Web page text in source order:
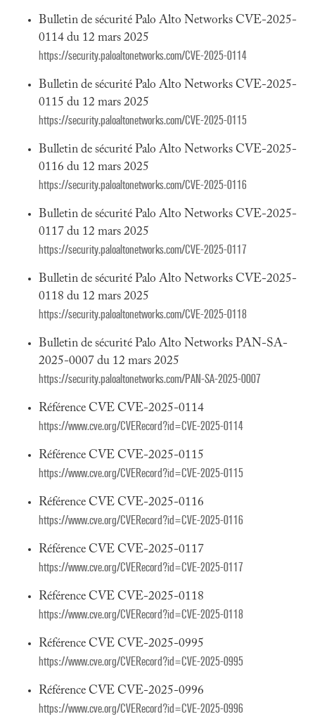
Bulletin de sécurité Palo Alto Networks CVE-2025-
0114 du 12 mars 2025
https://security.paloaltonetworks.com/CVE-2025-0114
Bulletin de sécurité Palo Alto Networks CVE-2025-
0115 du 12 mars 2025
https://security.paloaltonetworks.com/CVE-2025-0115
Bulletin de sécurité Palo Alto Networks CVE-2025-
0116 du 12 mars 2025
https://security.paloaltonetworks.com/CVE-2025-0116
Bulletin de sécurité Palo Alto Networks CVE-2025-
0117 du 12 mars 2025
https://security.paloaltonetworks.com/CVE-2025-0117
Bulletin de sécurité Palo Alto Networks CVE-2025-
0118 du 12 mars 2025
https://security.paloaltonetworks.com/CVE-2025-0118
Bulletin de sécurité Palo Alto Networks PAN-SA-
2025-0007 du 12 mars 2025
https://security.paloaltonetworks.com/PAN-SA-2025-0007
Référence CVE CVE-2025-0114
https://www.cve.org/CVERecord?id=CVE-2025-0114
Référence CVE CVE-2025-0115
https://www.cve.org/CVERecord?id=CVE-2025-0115
Référence CVE CVE-2025-0116
https://www.cve.org/CVERecord?id=CVE-2025-0116
Référence CVE CVE-2025-0117
https://www.cve.org/CVERecord?id=CVE-2025-0117
Référence CVE CVE-2025-0118
https://www.cve.org/CVERecord?id=CVE-2025-0118
Référence CVE CVE-2025-0995
https://www.cve.org/CVERecord?id=CVE-2025-0995
Référence CVE CVE-2025-0996
https://www.cve.org/CVERecord?id=CVE-2025-0996